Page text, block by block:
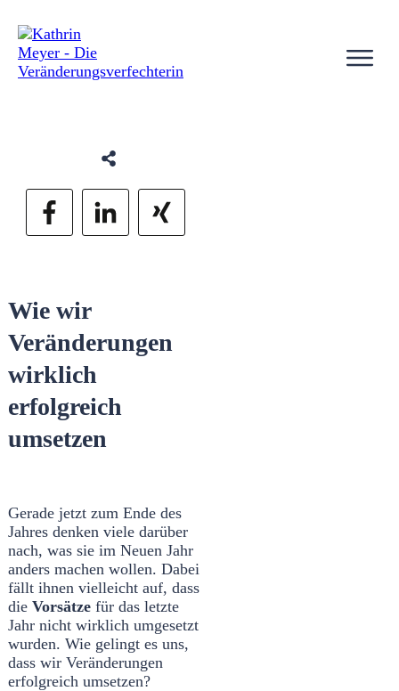
Wie wir
Veränderungen
wirklich
erfolgreich
umsetzen
Gerade jetzt zum Ende des
Jahres denken viele darüber
nach, was sie im Neuen Jahr
anders machen wollen. Dabei
fällt ihnen vielleicht auf, dass
die Vorsätze für das letzte
Jahr nicht wirklich umgesetzt
wurden. Wie gelingt es uns,
dass wir Veränderungen
erfolgreich umsetzen?